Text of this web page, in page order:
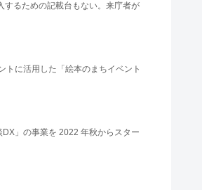
するための記載台もない。来庁者が
に活用した「絵本のまちイベント
」の事業を 2022 年秋からスター